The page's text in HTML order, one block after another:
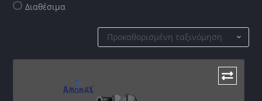
Διαθέσιμα
Προκαθορισμένη ταξινόμηση